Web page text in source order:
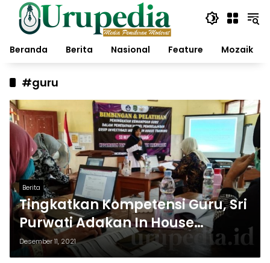
Langsung
konten
Beranda
Berita Nasional Feature Mozaik
#guru
Berita
Tingkatkan Kompetensi Guru, Sri
Purwati Adakan In House
Training
Desember 11, 2021